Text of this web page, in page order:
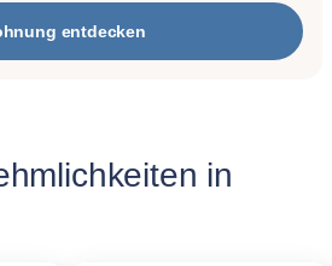
entdecken
in